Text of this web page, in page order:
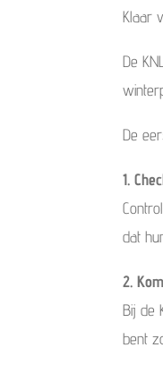
Klaar
De
De
1.
dat
2.
Bij de
bent